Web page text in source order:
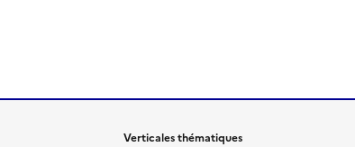
Verticales thématiques